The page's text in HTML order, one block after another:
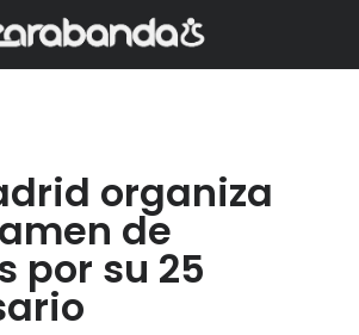
organiza
de
por su 25